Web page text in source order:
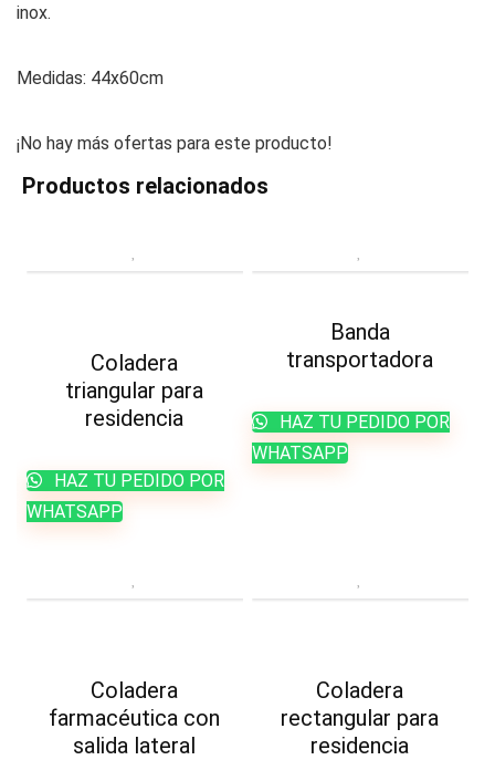
inox.
Medidas: 44x60cm
¡No hay más ofertas para este producto!
Productos relacionados
Coladera
triangular para
residencia
HAZ TU PEDIDO POR
WHATSAPP
Banda
transportadora
HAZ TU PEDIDO POR
WHATSAPP
Coladera
farmacéutica con
salida lateral
Coladera
rectangular para
residencia